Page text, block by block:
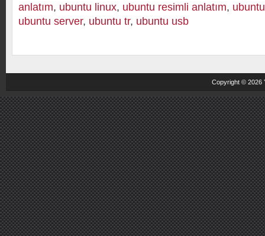
anlatım, ubuntu linux, ubuntu resimli anlatım,
ubuntu server, ubuntu tr, ubuntu usb
Copyright © 2026